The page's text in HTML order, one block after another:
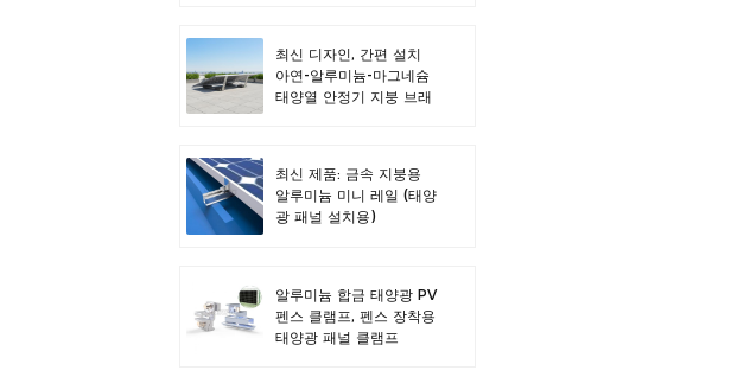
최신 디자인, 간편 설치
아연-알루미늄-마그네슘
태양열 안정기 지붕 브래
최신 제품: 금속 지붕용
알루미늄 미니 레일 (태양
광 패널 설치용)
알루미늄 합금 태양광 PV
펜스 클램프, 펜스 장착용
태양광 패널 클램프